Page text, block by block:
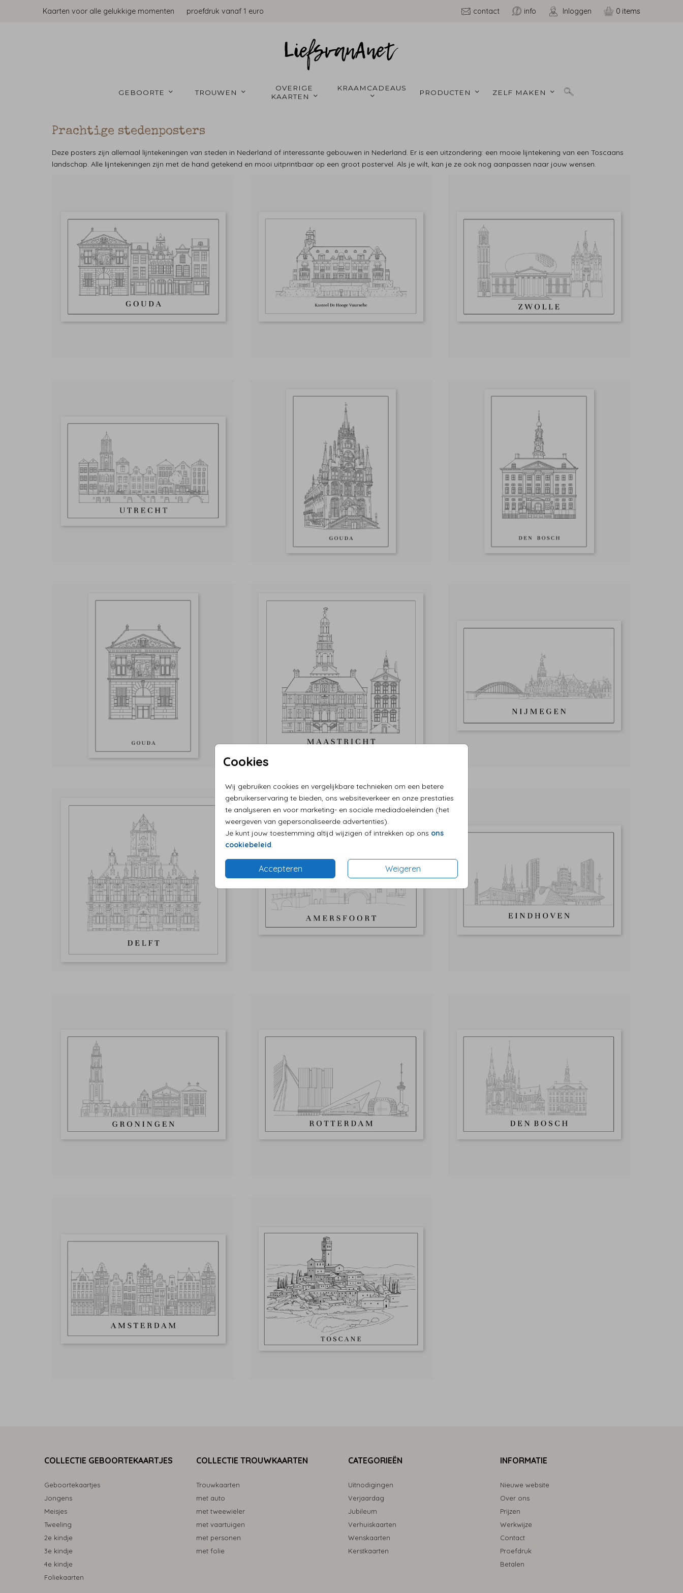
Kaarten voor alle gelukkige momenten proefdruk vanaf 1 euro contact info Inloggen 0
GEBOORTE TROUWEN
OVERIGE
KAARTEN
PRODUCTEN ZELF MAKEN
Cookies
Wij gebruiken cookies en vergelijkbare technieken om een betere
gebruikerservaring te bieden, ons websiteverkeer en onze prestaties
te analyseren en voor marketing- en sociale mediadoeleinden (het
weergeven van gepersonaliseerde advertenties).
Je kunt jouw toestemming altijd wijzigen of intrekken op ons ons
cookiebeleid
Accepteren Weigeren
Prachtige stedenposters
Deze posters zijn allemaal lijntekeningen van steden in Nederland of interessante gebouwen in Nederland. Er is een uitzondering: een mooie lijntekening van een Toscaans
landschap. Alle lijntekeningen zijn met de hand getekend en mooi uitprintbaar op een groot postervel. Als je wilt, kan je ze ook nog aanpassen naar jouw wensen.
COLLECTIE GEBOORTEKAARTJES
Geboortekaartjes
Jongens
Meisjes
Tweeling
2e kindje
3e kindje
4e kindje
Foliekaarten
COLLECTIE TROUWKAARTEN
Trouwkaarten
met auto
met tweewieler
met vaartuigen
met personen
met folie
CATEGORIEËN
Uitnodigingen
Verjaardag
Jubileum
Verhuiskaarten
Wenskaarten
Kerstkaarten
INFORMATIE
Nieuwe website
Over ons
Prijzen
Werkwijze
Contact
Proefdruk
Betalen